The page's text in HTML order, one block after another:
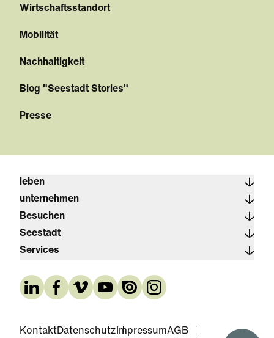
Wirtschaftsstandort
Mobilität
Nachhaltigkeit
Blog "Seestadt Stories"
Presse
leben
unternehmen
Besuchen
Seestadt
Services
KontaktDatenschutz ImpressumAGB